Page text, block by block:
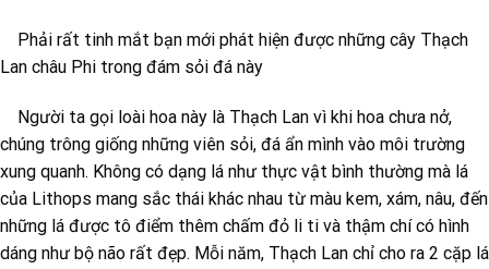
Phải rất tinh mắt bạn mới phát hiện được những cây Thạch
Lan châu Phi trong đám sỏi đá này
Người ta gọi loài hoa này là Thạch Lan vì khi hoa chưa nở,
chúng trông giống những viên sỏi, đá ẩn mình vào môi trường
xung quanh. Không có dạng lá như thực vật bình thường mà lá
của Lithops mang sắc thái khác nhau từ màu kem, xám, nâu, đến
những lá được tô điểm thêm chấm đỏ li ti và thậm chí có hình
dáng như bộ não rất đẹp. Mỗi năm, Thạch Lan chỉ cho ra 2 cặp lá